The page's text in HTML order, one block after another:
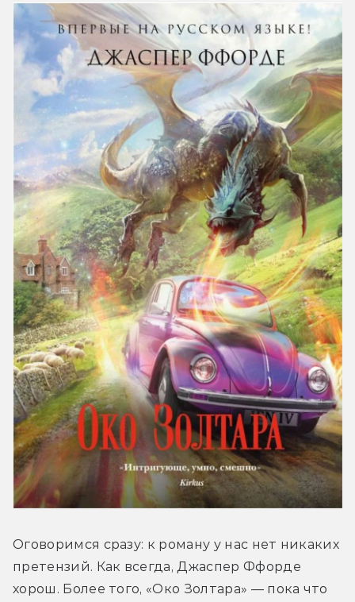
Оговоримся сразу: к роману у нас нет никаких
претензий. Как всегда, Джаспер Ффорде
хорош. Более того, «Око Золтара» — пока что